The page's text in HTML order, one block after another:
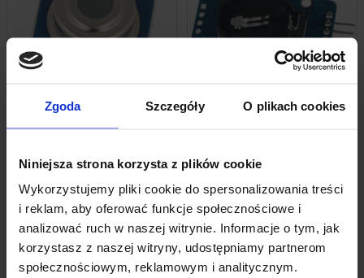
Zgoda Szczegóły O plikach cookies
Niniejsza strona korzysta z plików cookie
Wykorzystujemy pliki cookie do spersonalizowania treści
i reklam, aby oferować funkcje społecznościowe i
analizować ruch w naszej witrynie. Informacje o tym, jak
korzystasz z naszej witryny, udostępniamy partnerom
społecznościowym, reklamowym i analitycznym.
Pirometr MLX90614
+ Do koszyka
13,09 zł z VAT
+ Do koszyka